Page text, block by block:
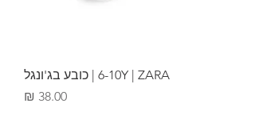
6-10Y | ZARA | כובע בג'ונגל
מחיר